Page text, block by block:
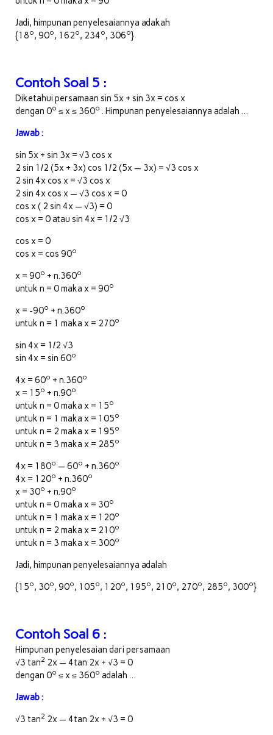
Jadi, himpunan penyelesaiannya adakah
{18o, 90o, 162o, 234o, 306o}
Contoh Soal 5 :
Diketahui persamaan sin 5x + sin 3x = cos x
dengan 0o ≤ x ≤ 360o . Himpunan penyelesaiannya adalah …
Jawab :
sin 5x + sin 3x = √3 cos x
2 sin 1/2 (5x + 3x) cos 1/2 (5x — 3x) = √3 cos x
2 sin 4x cos x = √3 cos x
2 sin 4x cos x — √3 cos x = 0
cos x ( 2 sin 4x — √3) = 0
cos x = 0 atau sin 4x = 1/2 √3
cos x = 0
cos x = cos 90o
x = 90o + n.360o
untuk n = 0 maka x = 90o
x = -90o + n.360o
untuk n = 1 maka x = 270o
sin 4x = 1/2 √3
sin 4x = sin 60o
4x = 60o + n.360o
x = 15o + n.90o
untuk n = 0 maka x = 15o
untuk n = 1 maka x = 105o
untuk n = 2 maka x = 195o
untuk n = 3 maka x = 285o
4x = 180o — 60o + n.360o
4x = 120o + n.360o
x = 30o + n.90o
untuk n = 0 maka x = 30o
untuk n = 1 maka x = 120o
untuk n = 2 maka x = 210o
untuk n = 3 maka x = 300o
Jadi, himpunan penyelesaiannya adalah
{15o, 30o, 90o, 105o, 120o, 195o, 210o, 270o, 285o, 300o}
Contoh Soal 6 :
Himpunan penyelesaian dari persamaan
√3 tan2 2x — 4tan 2x + √3 = 0
dengan 0o ≤ x ≤ 360o adalah …
Jawab :
√3 tan2 2x — 4tan 2x + √3 = 0